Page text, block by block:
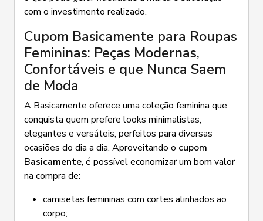
com o investimento realizado.
Cupom Basicamente para Roupas
Femininas: Peças Modernas,
Confortáveis e que Nunca Saem
de Moda
A Basicamente oferece uma coleção feminina que
conquista quem prefere looks minimalistas,
elegantes e versáteis, perfeitos para diversas
ocasiões do dia a dia. Aproveitando o cupom
Basicamente, é possível economizar um bom valor
na compra de:
camisetas femininas com cortes alinhados ao
corpo;